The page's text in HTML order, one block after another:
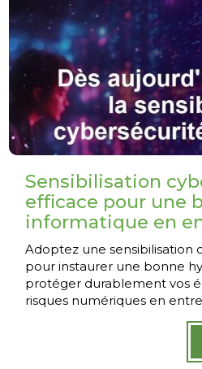
Sensibilisation
efficace pour une
informatique en
Adoptez une sensibilisation
pour instaurer une bonne
protéger durablement vos
risques numériques en